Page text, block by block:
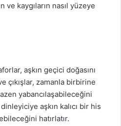
ve kaygıların nasıl yüzeye
aşkın geçici doğasını
çıkışlar, zamanla birbirine
yabancılaşabileceğini
aşkın kalıcı bir his
hatırlatır.